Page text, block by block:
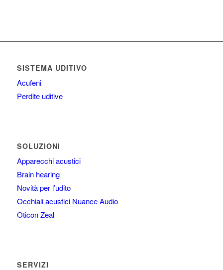
SISTEMA UDITIVO
Acufeni
Perdite uditive
SOLUZIONI
Apparecchi acustici
Brain hearing
Novità per l’udito
Occhiali acustici Nuance Audio
Oticon Zeal
SERVIZI